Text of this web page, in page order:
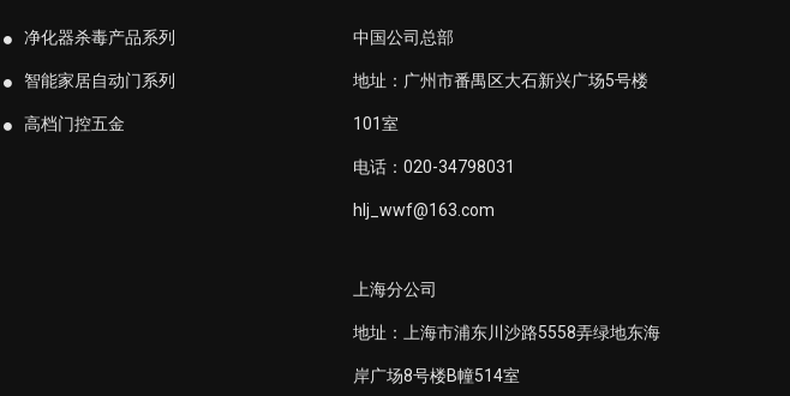
净化器杀毒产品系列
智能家居自动门系列
高档门控五金
中国公司总部
地址：广州市番禺区大石新兴广场5号楼
101室
电话：020-34798031
hlj_wwf@163.com
上海分公司
地址：上海市浦东川沙路5558弄绿地东海
岸广场8号楼B幢514室